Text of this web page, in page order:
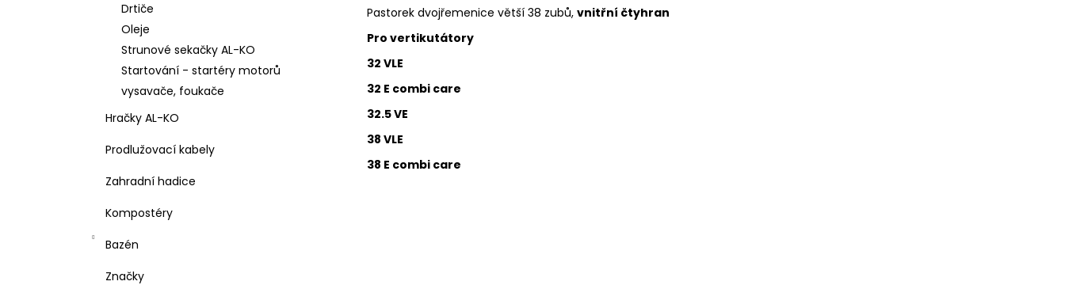
Drtiče
Oleje
Strunové sekačky AL-KO
Startování - startéry motorů
vysavače, foukače
Hračky AL-KO
Prodlužovací kabely
Zahradní hadice
Kompostéry
Bazén
Značky
Pastorek dvojřemenice větší 38 zubů, vnitřní čtyhran
Pro vertikutátory
32 VLE
32 E combi care
32.5 VE
38 VLE
38 E combi care